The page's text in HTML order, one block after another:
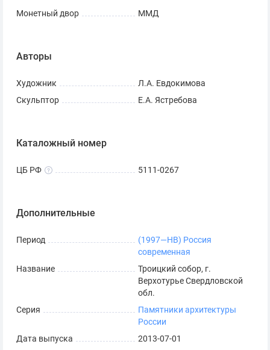
Монетный двор ММД
Авторы
Художник
Л.А. Евдокимова
Скульптор
Е.А. Ястребова
Каталожный номер
ЦБ РФ 5111-0267
Дополнительные
Период
(1997—НВ) Россия
современная
Название
Троицкий собор, г.
Верхотурье Свердловской
обл.
Серия
Памятники архитектуры
России
Дата выпуска
2013-07-01